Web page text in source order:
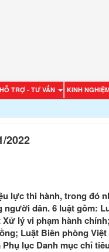
HỖ TRỢ - TƯ VẤN KINH
2022
lực thi hành, trong đó
dân. 6 luật gồm:
lý vi phạm hành
Luật Biên phòng
lục Danh mục chỉ